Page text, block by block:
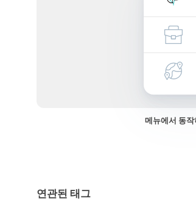
메뉴에서 동
연관된 태그